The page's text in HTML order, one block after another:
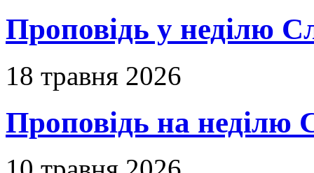
Проповідь у неділю
18 травня 2026
Проповідь на неділю